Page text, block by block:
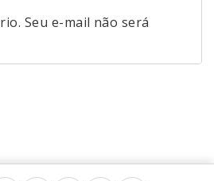
Seu e-mail não será